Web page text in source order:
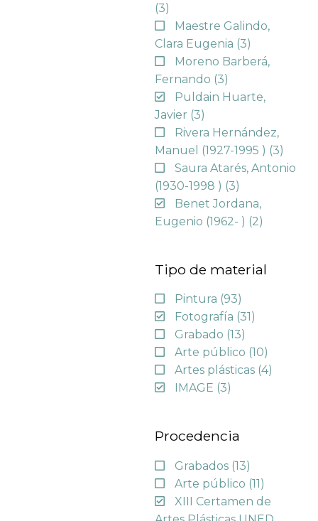
(3)
Maestre Galindo,
Clara Eugenia (3)
Moreno Barberá,
Fernando (3)
Puldain Huarte,
Javier (3)
Rivera Hernández,
Manuel (1927-1995 ) (3)
Saura Atarés, Antonio
(1930-1998 ) (3)
Benet Jordana,
Eugenio (1962- ) (2)
Tipo de material
Pintura (93)
Fotografía (31)
Grabado (13)
Arte público (10)
Artes plásticas (4)
IMAGE (3)
Procedencia
Grabados (13)
Arte público (11)
XIII Certamen de